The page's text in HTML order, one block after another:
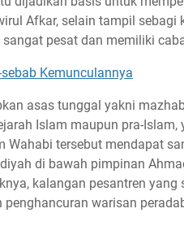
Afkar, selain tampil sebagi
pesat dan memiliki
Kemunculannya
asas tunggal yakni
Islam maupun pra-
Wahabi tersebut mendapat
di bawah pimpinan
kalangan pesantren
warisan